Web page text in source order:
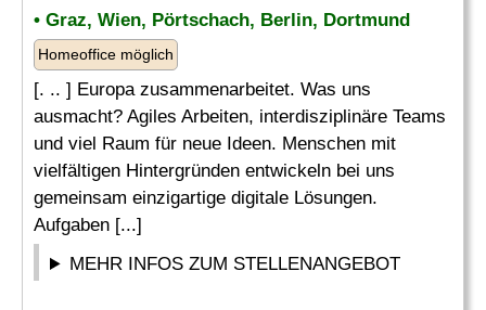
• Graz, Wien, Pörtschach, Berlin, Dortmund
Homeoffice möglich
[. .. ] Europa zusammenarbeitet. Was uns
ausmacht? Agiles Arbeiten, interdisziplinäre Teams
und viel Raum für neue Ideen. Menschen mit
vielfältigen Hintergründen entwickeln bei uns
gemeinsam einzigartige digitale Lösungen.
Aufgaben [...]
MEHR INFOS ZUM STELLENANGEBOT